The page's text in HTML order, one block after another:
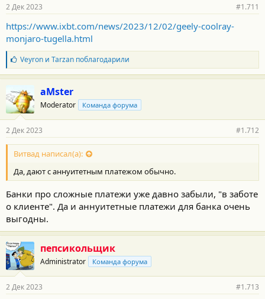
е
м
ы
а
л
а
2 Дек 2023 #1.711
https://www.ixbt.com/news/2023/12/02/geely-coolray-
monjaro-tugella.html
Б
л
а
о
д
а
н
о
с
и
:
Veyronи Tarzanпоблагодарили
aMster
Moderator Команда форума
2 Дек 2023 #1.712
Витвад написал(а):
Да, дают с аннуитетным платежом обычно.
Банки про сложные платежи уже давно забыли, "в заботе
о клиенте". Да и аннуитетные платежи для банка очень
выгодны.
пепсикольщик
Administrator Команда форума
2 Дек 2023 #1.713